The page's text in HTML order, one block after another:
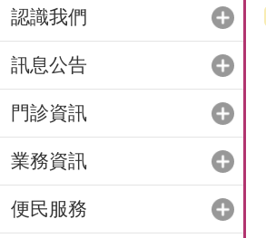
認識我們
訊息公告
門診資訊
業務資訊
便民服務